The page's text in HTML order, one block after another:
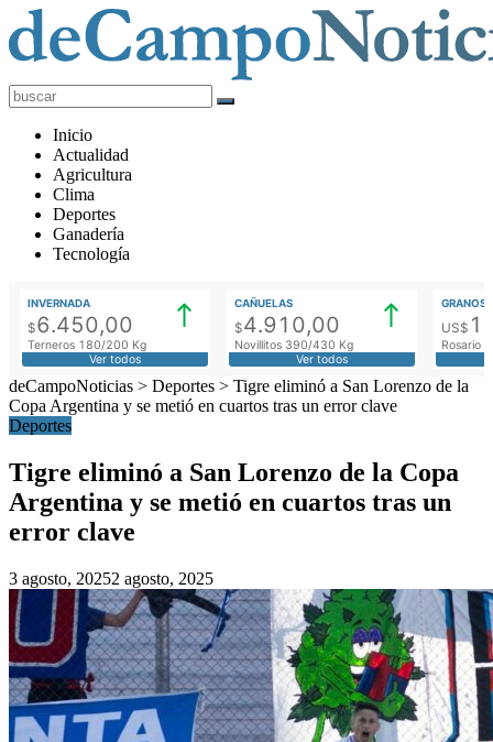
deCampoNoticias
Actualidad
Agropecuaria
Inicio
Actualidad
Agricultura
Clima
Deportes
Ganadería
Tecnología
INVERNADA
$6.450,00
Terneros 180/200 Kg
Ver todos
CAÑUELAS
$4.910,00
Novillitos 390/430 Kg
Ver todos
GRANOS
US$
Rosario
deCampoNoticias > Deportes > Tigre eliminó a San Lorenzo de la
Copa Argentina y se metió en cuartos tras un error clave
Deportes
Tigre eliminó a San Lorenzo de la Copa
Argentina y se metió en cuartos tras un
error clave
3 agosto, 20252 agosto, 2025